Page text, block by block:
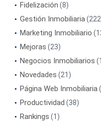
Fidelización (8)
Gestión Inmobiliaria
Marketing Inmobiliario
Mejoras (23)
Negocios Inmobiliarios
Novedades (21)
Página Web Inmobiliaria
Productividad (38)
Rankings (1)